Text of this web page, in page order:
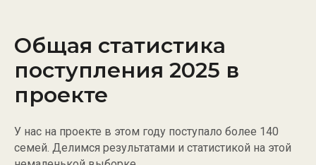
Общая статистика
поступления 2025 в
проекте
У нас на проекте в этом году поступало более 140
семей. Делимся результатами и статистикой на этой